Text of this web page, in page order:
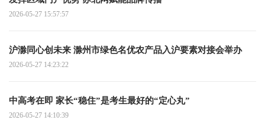
2026-05-27 15:57:57
沪滁同心创未来 滁州市绿色名优农产品入沪要素对接会举办
2026-05-27 14:23:22
中高考在即 家长“稳住”是考生最好的“定心丸”
2026-05-27 14:10:39